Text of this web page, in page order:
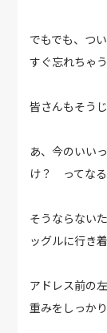
でもでも、つ
すぐ忘れちゃう
皆さんもそう
あ、今のいい
け？ ってなる
そうならない
ッグルに行き
アドレス前の
重みをしっか